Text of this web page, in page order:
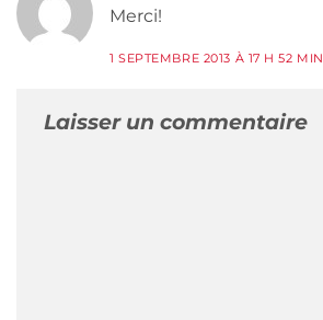
Merci!
1 SEPTEMBRE 2013 À 17 H 52 MIN
Laisser un commentaire